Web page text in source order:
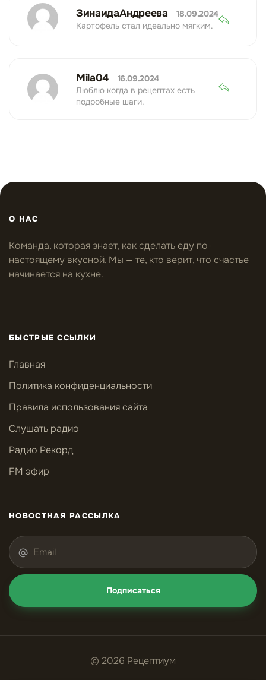
ЗинаидаАндреева
18.09.2024
Картофель стал идеально мягким.
Mila04
16.09.2024
Люблю когда в рецептах есть
подробные шаги.
О НАС
Команда, которая знает, как сделать еду по-
настоящему вкусной. Мы — те, кто верит, что счастье
начинается на кухне.
БЫСТРЫЕ ССЫЛКИ
Главная
Политика конфиденциальности
Правила использования сайта
Слушать радио
Радио Рекорд
FM эфир
НОВОСТНАЯ РАССЫЛКА
Подписаться
© 2026 Рецептиум